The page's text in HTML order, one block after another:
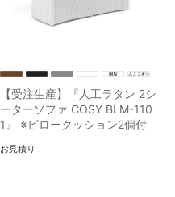
【受注生産】『人工ラタン 2シ
ーターソファ COSY BLM-110
1』 ※ピロークッション2個付
お見積り